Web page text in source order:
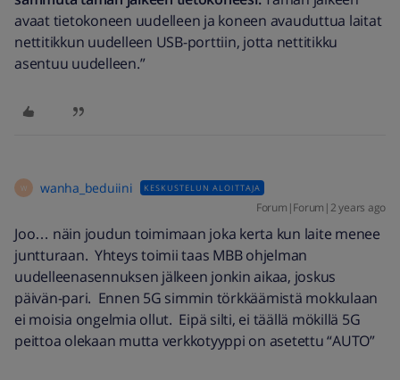
avaat tietokoneen uudelleen ja koneen avauduttua laitat
nettitikkun uudelleen USB-porttiin, jotta nettitikku
asentuu uudelleen.”
W wanha_beduiini KESKUSTELUN ALOITTAJA
Forum|Forum|2 years ago
Joo… näin joudun toimimaan joka kerta kun laite menee
juntturaan. Yhteys toimii taas MBB ohjelman
uudelleenasennuksen jälkeen jonkin aikaa, joskus
päivän-pari. Ennen 5G simmin törkkäämistä mokkulaan
ei moisia ongelmia ollut. Eipä silti, ei täällä mökillä 5G
peittoa olekaan mutta verkkotyyppi on asetettu “AUTO”